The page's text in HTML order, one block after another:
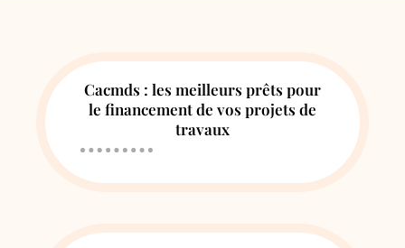
Cacmds : les meilleurs prêts pour
le financement de vos projets de
travaux